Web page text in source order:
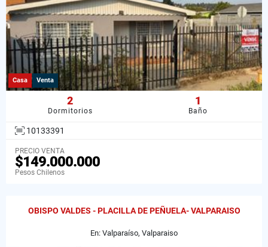
Casa Venta
2
Dormitorios
1
Baño
10133391
PRECIO VENTA
$149.000.000
Pesos Chilenos
OBISPO VALDES - PLACILLA DE PEÑUELA- VALPARAISO
En: Valparaíso, Valparaiso